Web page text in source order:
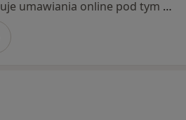
Specjalista nie oferuje umawiania online pod tym adresem.